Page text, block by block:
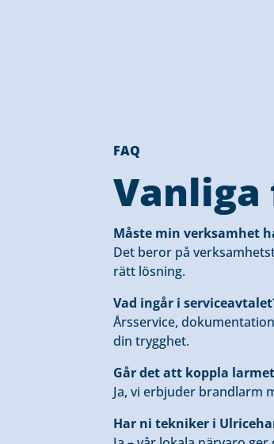
FAQ
Måste min verksamhet
Det beror på
rätt lösning.
Vad ingår i
Årsservice,
din trygghet.
Går det att koppla
Ja, vi erbjuder brandlarm
Har ni tekniker i